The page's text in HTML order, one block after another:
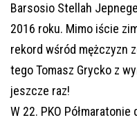
Barsosio Stellah
2016 roku. Mimo iście
rekord wśród mężczyzn
tego Tomasz Grycko z
jeszcze raz!
W 22. PKO